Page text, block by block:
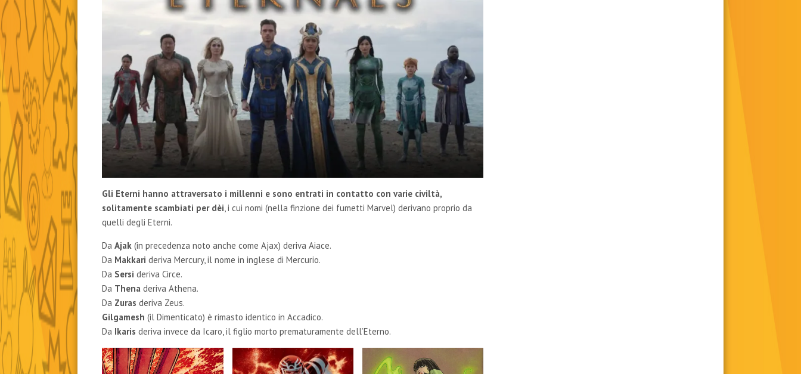
Gli Eterni hanno attraversato i millenni e sono entrati in contatto con varie civiltà,
solitamente scambiati per dèi, i cui nomi (nella finzione dei fumetti Marvel) derivano proprio da
quelli degli Eterni.
DaAjak(in precedenza noto anche come Ajax) deriva Aiace.
Da Makkarideriva Mercury, il nome in inglese di Mercurio.
Da Sersideriva Circe.
Da Thenaderiva Athena.
Da Zurasderiva Zeus.
Gilgamesh(il Dimenticato) è rimasto identico in Accadico.
Da Ikarisderiva invece da Icaro, il figlio morto prematuramente dell’Eterno.